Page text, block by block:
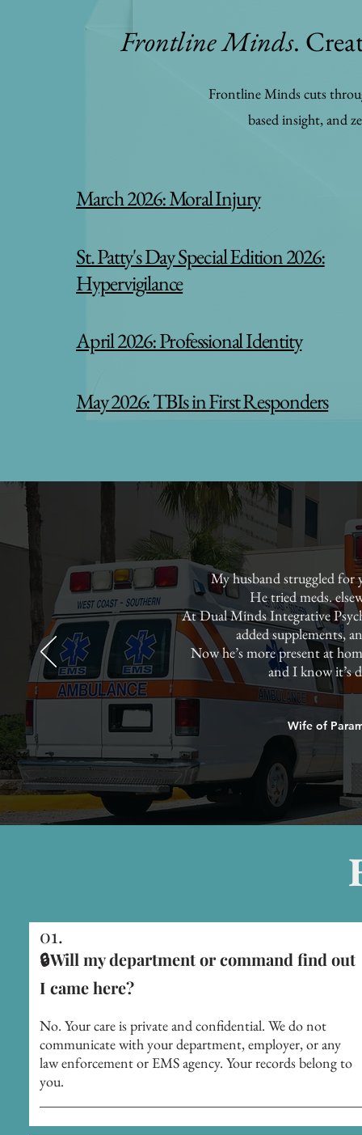
Frontline Minds.
Frontline Minds cuts
based insight, and
March 2026: Moral Injury
St. Patty's Day Special Edition 2026:
Hypervigilance
April 2026: Professional Identity
May 2026: TBIs in First Responders
My husband struggled for
He tried meds.
At Dual Minds Integrative
added supplements,
Now he’s more present at
and I know it’s
Wife of
01.
🔒Will my department or command find out
I came here?
No. Your care is private and confidential. We do not
communicate with your department, employer, or any
law enforcement or EMS agency. Your records belong to
you.